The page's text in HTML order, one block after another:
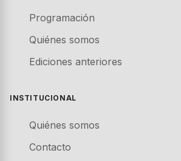
Programación
Quiénes somos
Ediciones anteriores
INSTITUCIONAL
Quiénes somos
Contacto